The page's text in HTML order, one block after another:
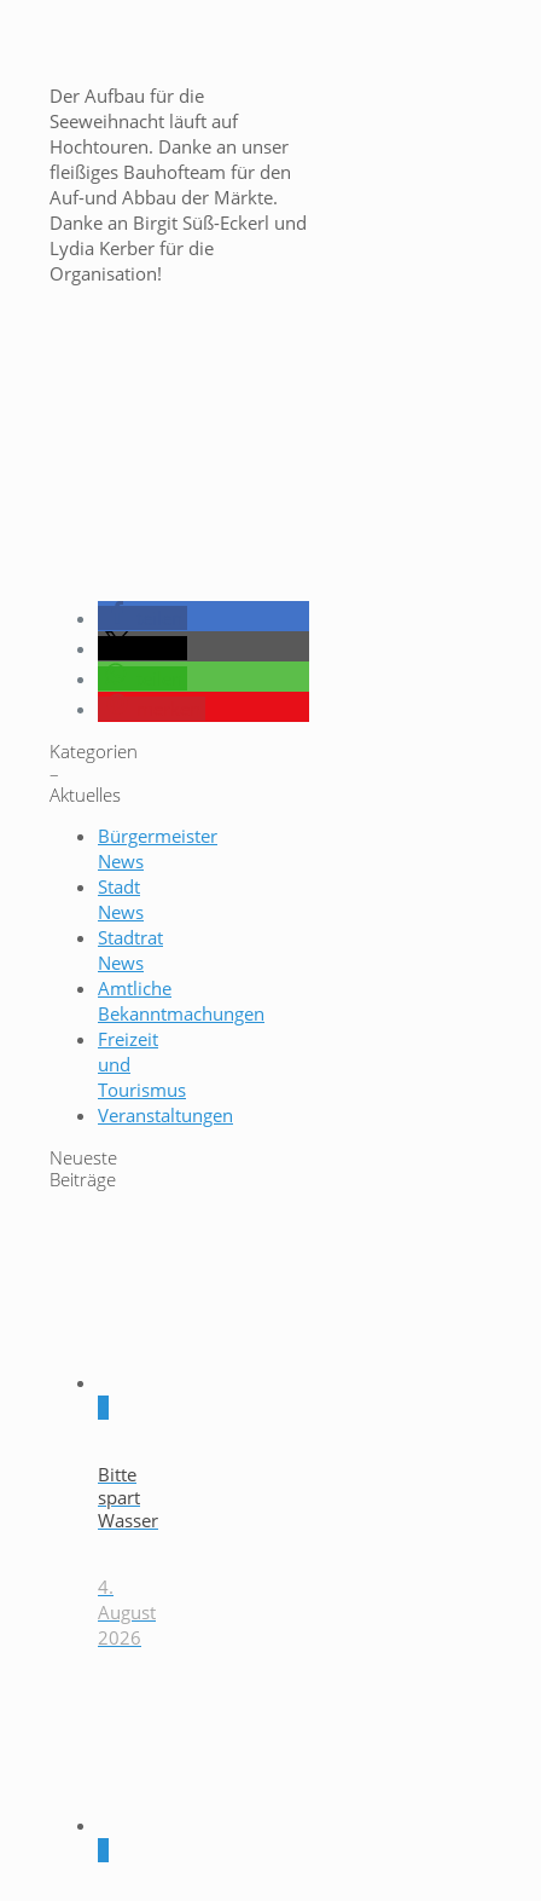
Der Aufbau für die
Seeweihnacht läuft auf
Hochtouren. Danke an unser
fleißiges Bauhofteam für den
Auf-und Abbau der Märkte.
Danke an Birgit Süß-Eckerl und
Lydia Kerber für die
Organisation!
Kategorien
–
Aktuelles
Bürgermeister
News
Stadt
News
Stadtrat
News
Amtliche
Bekanntmachungen
Freizeit
und
Tourismus
Veranstaltungen
Neueste
Beiträge
Bitte
spart
Wasser
4.
August
2026